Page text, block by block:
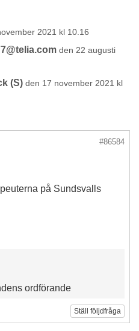
2021 kl 10.16
den 22 augusti
(S) den 17 november 2021 kl
#86584
på Sundsvalls
ordförande
Ställ följdfråga